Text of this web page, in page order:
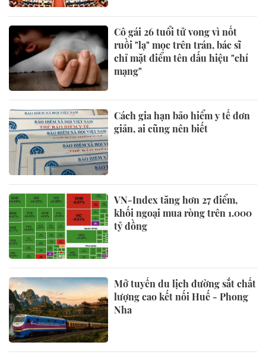
Cô gái 26 tuổi tử vong vì nốt
ruồi "lạ" mọc trên trán, bác sĩ
chỉ mặt điểm tên dấu hiệu "chí
mạng"
Cách gia hạn bảo hiểm y tế đơn
giản, ai cũng nên biết
VN-Index tăng hơn 27 điểm,
khối ngoại mua ròng trên 1.000
tỷ đồng
Mở tuyến du lịch đường sắt chất
lượng cao kết nối Huế - Phong
Nha